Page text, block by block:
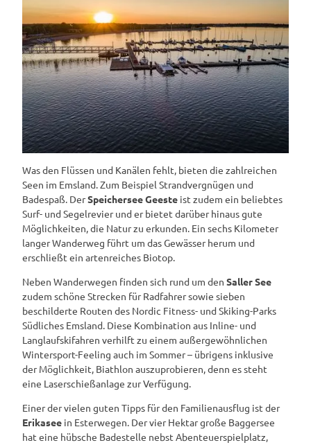
Was den Flüssen und Kanälen fehlt, bieten die zahlreichen
Seen im Emsland. Zum Beispiel Strandvergnügen und
Badespaß. DerSpeichersee Geeste ist zudem ein beliebtes
Surf- und Segelrevier und er bietet darüber hinaus gute
Möglichkeiten, die Natur zu erkunden. Ein sechs Kilometer
langer Wanderweg führt um das Gewässer herum und
erschließt ein artenreiches Biotop.
Neben Wanderwegen finden sich rund um den Saller See
zudem schöne Strecken für Radfahrer sowie sieben
beschilderte Routen des Nordic Fitness- und Skiking-Parks
Südliches Emsland. Diese Kombination aus Inline- und
Langlaufskifahren verhilft zu einem außergewöhnlichen
Wintersport-Feeling auch im Sommer – übrigens inklusive
der Möglichkeit, Biathlon auszuprobieren, denn es steht
eine Laserschießanlage zur Verfügung.
Einer der vielen guten Tipps für den Familienausflug ist der
Erikasee in Esterwegen. Der vier Hektar große Baggersee
hat eine hübsche Badestelle nebst Abenteuerspielplatz,